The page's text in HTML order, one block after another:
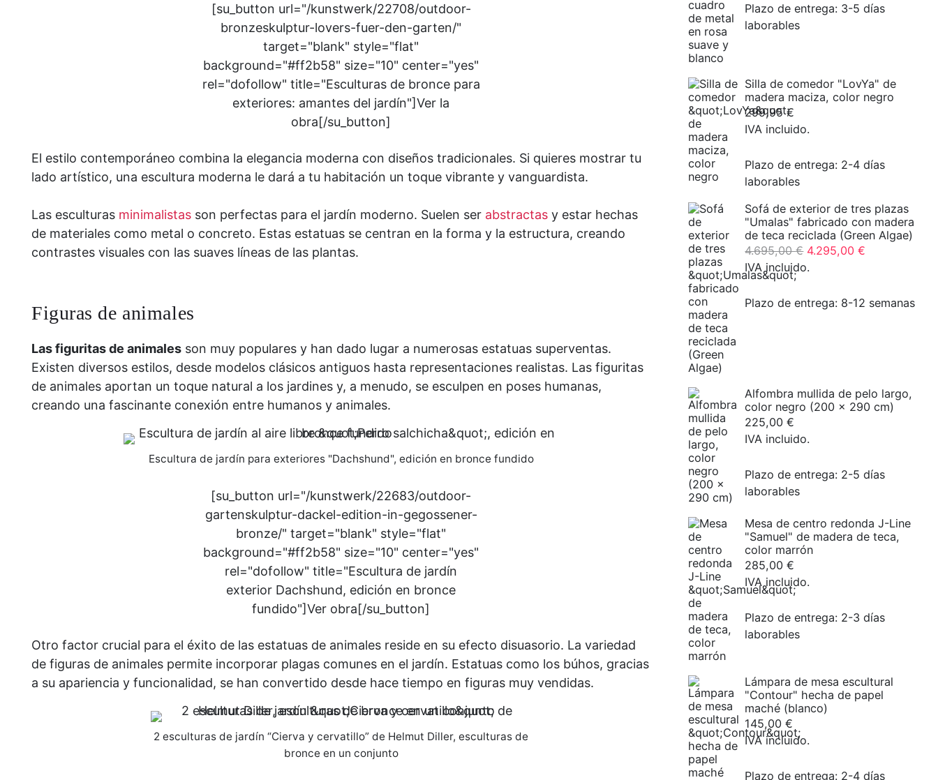
[su_button url="/kunstwerk/22708/outdoor-
bronzeskulptur-lovers-fuer-den-garten/"
target="blank" style="flat"
background="#ff2b58" size="10" center="yes"
rel="dofollow" title="Esculturas de bronce para
exteriores: amantes del jardín"]Ver la
obra[/su_button]
El estilo contemporáneo combina la elegancia moderna con diseños tradicionales. Si quieres mostrar tu
lado artístico, una escultura moderna le dará a tu habitación un toque vibrante y vanguardista.
Las esculturas minimalistas son perfectas para el jardín moderno. Suelen ser abstractas y estar hechas
de materiales como metal o concreto. Estas estatuas se centran en la forma y la estructura, creando
contrastes visuales con las suaves líneas de las plantas.
Figuras de animales
Las figuritas de animales son muy populares y han dado lugar a numerosas estatuas superventas.
Existen diversos estilos, desde modelos clásicos antiguos hasta representaciones realistas. Las figuritas
de animales aportan un toque natural a los jardines y, a menudo, se esculpen en poses humanas,
creando una fascinante conexión entre humanos y animales.
Escultura de jardín para exteriores "Dachshund", edición en bronce fundido
[su_button url="/kunstwerk/22683/outdoor-
gartenskulptur-dackel-edition-in-gegossener-
bronze/" target="blank" style="flat"
background="#ff2b58" size="10" center="yes"
rel="dofollow" title="Escultura de jardín
exterior Dachshund, edición en bronce
fundido"]Ver obra[/su_button]
Otro factor crucial para el éxito de las estatuas de animales reside en su efecto disuasorio. La variedad
de figuras de animales permite incorporar plagas comunes en el jardín. Estatuas como los búhos, gracias
a su apariencia y funcionalidad, se han convertido desde hace tiempo en figuras muy vendidas.
2 esculturas de jardín “Cierva y cervatillo” de Helmut Diller, esculturas de
bronce en un conjunto
Plazo de entrega: 3-5 días
laborables
Silla de comedor "LovYa" de
madera maciza, color negro
299,95€
IVA incluido.
Plazo de entrega: 2-4 días
laborables
Sofá de exterior de tres plazas
"Umalas" fabricado con madera
de teca reciclada (Green Algae)
4.695,00€ El
precio
era:
4.295,00€
es:
IVA incluido.
Plazo de entrega: 8-12 semanas
Alfombra mullida de pelo largo,
color negro (200 x 290 cm)
225,00€
IVA incluido.
Plazo de entrega: 2-5 días
laborables
Mesa de centro redonda J-Line
"Samuel" de madera de teca,
color marrón
285,00€
IVA incluido.
Plazo de entrega: 2-3 días
laborables
Lámpara de mesa escultural
"Contour" hecha de papel
maché (blanco)
145,00€
IVA incluido.
Plazo de entrega: 2-4 días